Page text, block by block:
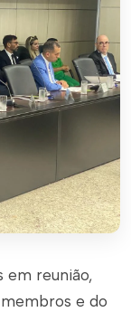
em reunião,
e do